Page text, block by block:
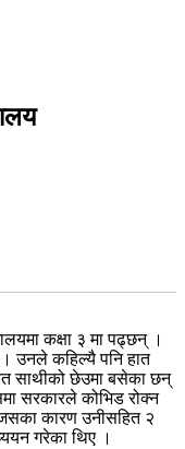
कक्षा ३ मा पढ्छन् ।
उनले कहिल्यै पनि हात
साथीको छेउमा बसेका छन्
सरकारले कोभिड रोक्न
जसका कारण उनीसहित २
गरेका थिए ।